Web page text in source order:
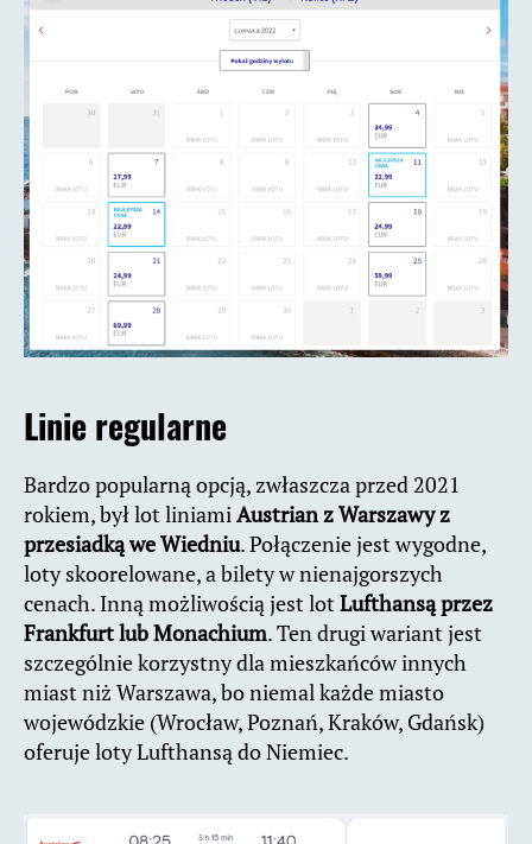
Linie regularne
Bardzo popularną opcją, zwłaszcza przed 2021
rokiem, był lot liniamiAustrian z Warszawy z
przesiadką we Wiedniu. Połączenie jest wygodne,
loty skoorelowane, a bilety w nienajgorszych
cenach. Inną możliwością jest lotLufthansą przez
Frankfurt lub Monachium. Ten drugi wariant jest
szczególnie korzystny dla mieszkańców innych
miast niż Warszawa, bo niemal każde miasto
wojewódzkie (Wrocław, Poznań, Kraków, Gdańsk)
oferuje loty Lufthansą do Niemiec.